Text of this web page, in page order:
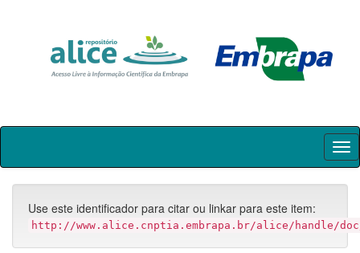
Skip
Use este identificador para citar ou linkar para este item:
http://www.alice.cnptia.embrapa.br/alice/handle/